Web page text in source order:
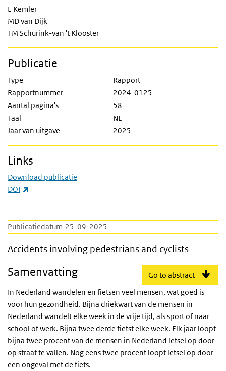
Publicatiedatum 25-09-2025
Accidents involving pedestrians and cyclists
Accidents involving pedestrians and cyclists
Go to abstract
Samenvatting
In Nederland wandelen en fietsen veel mensen, wat goed is
voor hun gezondheid. Bijna driekwart van de mensen in
Nederland wandelt elke week in de vrije tijd, als sport of naar
school of werk. Bijna twee derde fietst elke week. Elk jaar loopt
bijna twee procent van de mensen in Nederland letsel op door
op straat te vallen. Nog eens twee procent loopt letsel op door
een ongeval met de fiets.
E Kemler
MD van Dijk
TM Schurink-van 't Klooster
Publicatie
Type
Rapport
Rapportnummer
2024-0125
Aantal pagina's
58
Taal
NL
Jaar van uitgave
2025
Links
Download publicatie
DOI